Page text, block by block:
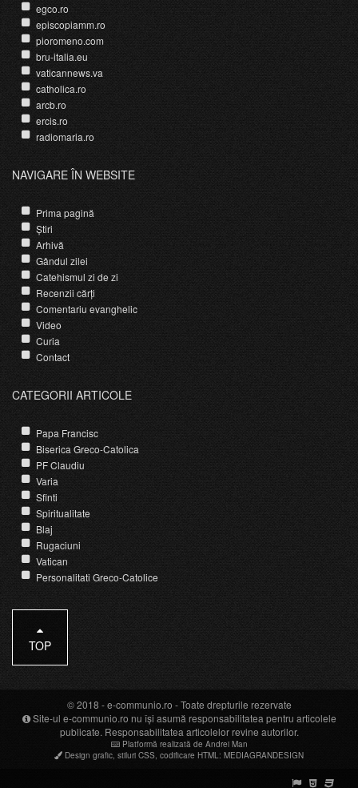
egco.ro
episcopiamm.ro
pioromeno.com
bru-italia.eu
vaticannews.va
catholica.ro
arcb.ro
ercis.ro
radiomaria.ro
NAVIGARE ÎN WEBSITE
Prima pagină
Știri
Arhivă
Gândul zilei
Catehismul zi de zi
Recenzii cărți
Comentariu evanghelic
Video
Curia
Contact
CATEGORII ARTICOLE
Papa Francisc
Biserica Greco-Catolica
PF Claudiu
Varia
Sfinti
Spiritualitate
Blaj
Rugaciuni
Vatican
Personalitati Greco-Catolice
TOP
© 2018 -e-communio.ro - Toate drepturile rezervate
Site-ul e-communio.ro nu își asumă responsabilitatea pentru articolele
publicate. Responsabilitatea articolelor revine autorilor.
Platformă realizată de Andrei Man
Design grafic stiluri CSS codificare HTML : MEDIAGRANDESIGN